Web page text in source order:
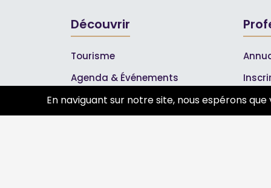
Découvrir
Tourisme
Agenda & Événements
Inscrire un événement
Les
En naviguant sur notre site, nous espérons